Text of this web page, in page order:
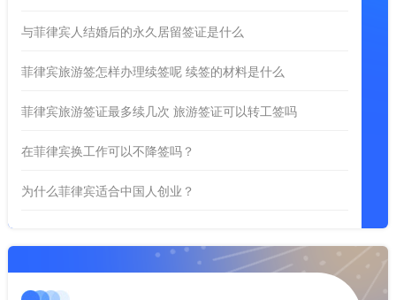
与菲律宾人结婚后的永久居留签证是什么
菲律宾旅游签怎样办理续签呢 续签的材料是什么
菲律宾旅游签证最多续几次 旅游签证可以转工签吗
在菲律宾换工作可以不降签吗？
为什么菲律宾适合中国人创业？